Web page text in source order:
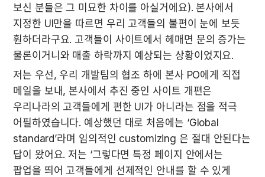
보신 분들은 그 미묘한 차이를 아실거에요). 본사에서
지정한 UI만을 따르면 우리 고객들의 불편이 눈에 보듯
훤하더라구요. 고객들이 사이트에서 헤매면 문의 증가는
물론이거니와 매출 하락까지 예상되는 상황이었지요.
저는 우선, 우리 개발팀의 협조 하에 본사 PO에게 직접
메일을 보내, 본사에서 추진 중인 사이트 개편은
우리나라의 고객들에게 편한 UI가 아니라는 점을 적극
어필하였습니다. 예상했던 대로 처음에는 ‘Global
standard’라며 임의적인 customizing 은 절대 안된다는
답이 왔어요. 저는 ‘그렇다면 특정 페이지 안에서는
팝업을 띄어 고객들에게 선제적인 안내를 할 수 있게